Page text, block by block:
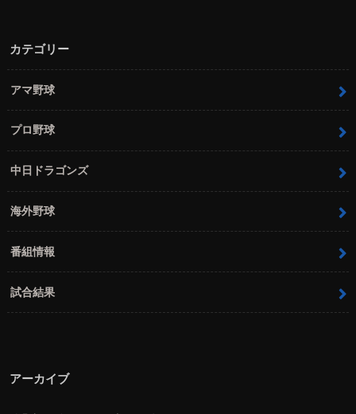
カテゴリー
アマ野球
プロ野球
中日ドラゴンズ
海外野球
番組情報
試合結果
アーカイブ